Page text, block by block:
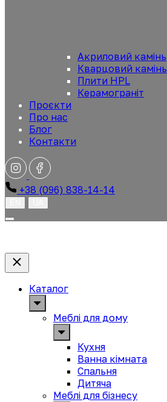
Акриловий камінь
Кварцовий камінь
Плити HPL
Керамограніт
Проєкти
Про нас
Блог
Контакти
+38 (096) 838-14-14
Каталог
Меблі для дому
Кухня
Ванна кімната
Спальня
Дитяча
Меблі для бізнесу